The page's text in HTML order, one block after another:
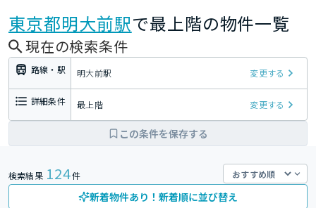
東京都明大前駅で最上階の物件一覧
現在の検索条件
路線・駅 明大前駅 変更する
詳細条件 最上階 変更する
この条件を保存する
検索結果 124件
新着物件あり！新着順に並び替え